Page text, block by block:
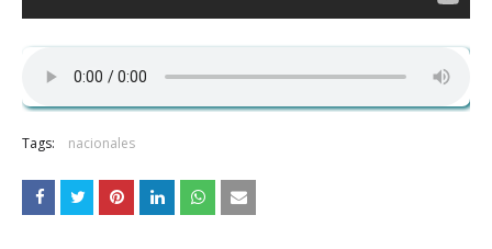
Tags: nacionales